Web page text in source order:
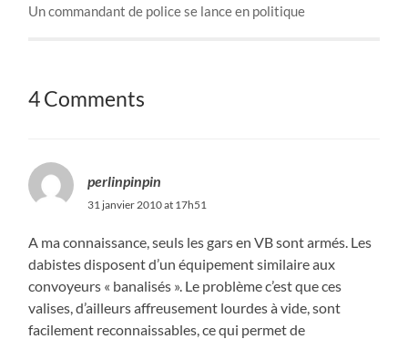
Un commandant de police se lance en politique
4 Comments
perlinpinpin
31 janvier 2010 at 17h51
A ma connaissance, seuls les gars en VB sont armés. Les
dabistes disposent d’un équipement similaire aux
convoyeurs « banalisés ». Le problème c’est que ces
valises, d’ailleurs affreusement lourdes à vide, sont
facilement reconnaissables, ce qui permet de